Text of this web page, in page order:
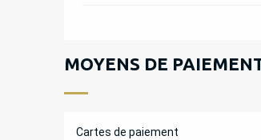
MOYENS DE
Cartes de paiement